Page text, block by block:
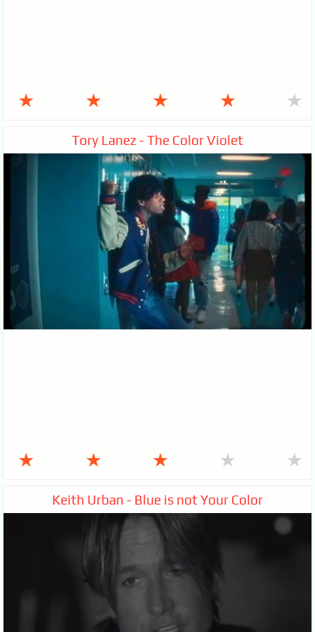
★ ★ ★ ★ ★
Tory Lanez - The Color Violet
★ ★ ★ ★ ★
Keith Urban - Blue is not Your Color